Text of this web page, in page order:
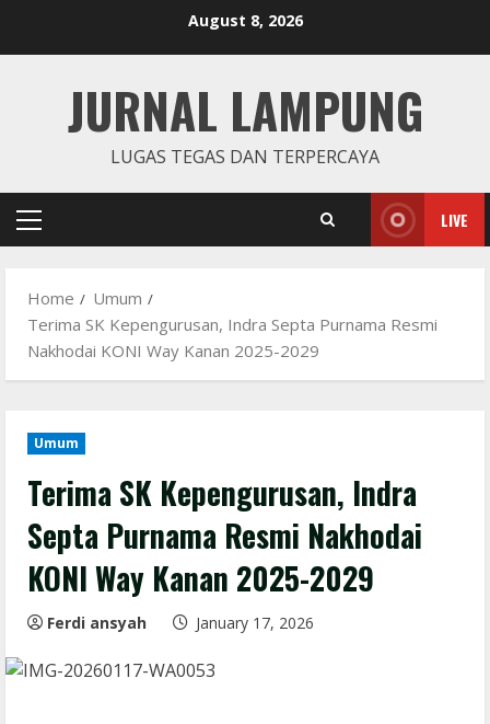
August 8, 2026
JURNAL LAMPUNG
LUGAS TEGAS DAN TERPERCAYA
Primary
LIVE
Home
Umum
Terima SK Kepengurusan, Indra Septa Purnama Resmi
Nakhodai KONI Way Kanan 2025-2029
Umum
Terima SK Kepengurusan, Indra
Septa Purnama Resmi Nakhodai
KONI Way Kanan 2025-2029
Ferdi ansyah January 17, 2026